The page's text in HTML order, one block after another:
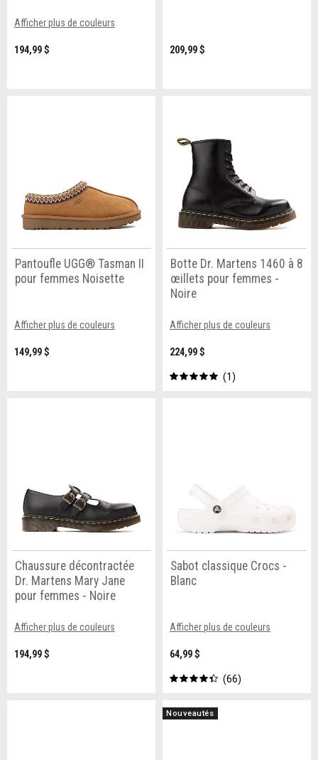
Afficher plus de couleurs
194,99 $ 209,99 $
Pantoufle UGG® Tasman II
pour femmes Noisette
Afficher plus de couleurs
149,99 $
Botte Dr. Martens 1460 à 8
œillets pour femmes -
Noire
Afficher plus de couleurs
224,99 $
1
Chaussure décontractée
Dr. Martens Mary Jane
pour femmes - Noire
Afficher plus de couleurs
194,99 $
Sabot classique Crocs -
Blanc
Afficher plus de couleurs
64,99 $
66
Nouveautés